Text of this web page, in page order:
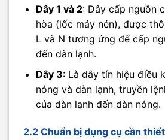
Dây 1 và 2: Dây cấp nguồn
hòa (lốc máy nén), được
L và N tương ứng để cấp
đến dàn lạnh.
Dây 3: Là dây tín hiệu điều
nóng và dàn lạnh, truyền
của dàn lạnh đến dàn nóng.
2.2 Chuẩn bị dụng cụ cần